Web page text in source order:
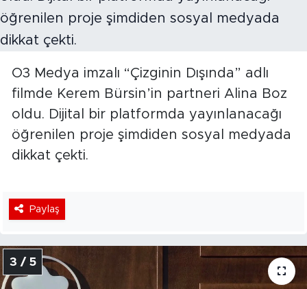
O3 Medya imzalı “Çizginin Dışında” adlı
filmde Kerem Bürsin’in partneri Alina Boz
oldu. Dijital bir platformda yayınlanacağı
öğrenilen proje şimdiden sosyal medyada
dikkat çekti.
Paylaş
3 / 5